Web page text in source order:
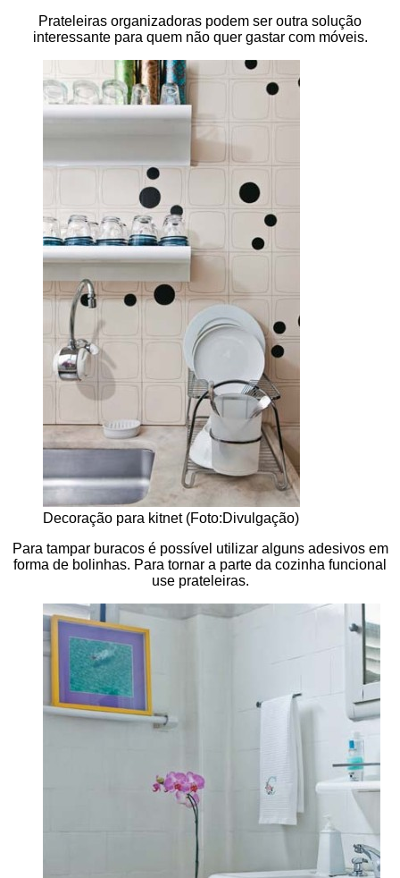
Prateleiras organizadoras podem ser outra solução
interessante para quem não quer gastar com móveis.
Decoração para kitnet (Foto:Divulgação)
Para tampar buracos é possível utilizar alguns adesivos em
forma de bolinhas. Para tornar a parte da cozinha funcional
use prateleiras.